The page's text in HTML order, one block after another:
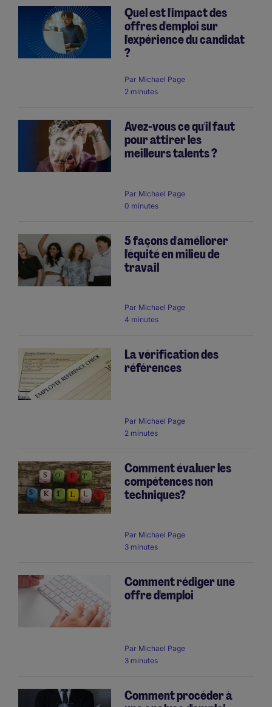
Quel est l'impact des
offres d'emploi sur
l'expérience du candidat
?
Par Michael Page
2 minutes
Avez-vous ce qu'il faut
pour attirer les
meilleurs talents ?
Par Michael Page
0 minutes
5 façons d'améliorer
l'équité en milieu de
travail
Par Michael Page
4 minutes
La vérification des
références
Par Michael Page
2 minutes
Comment évaluer les
compétences non
techniques?
Par Michael Page
3 minutes
Comment rédiger une
offre d'emploi
Par Michael Page
3 minutes
Comment procéder à